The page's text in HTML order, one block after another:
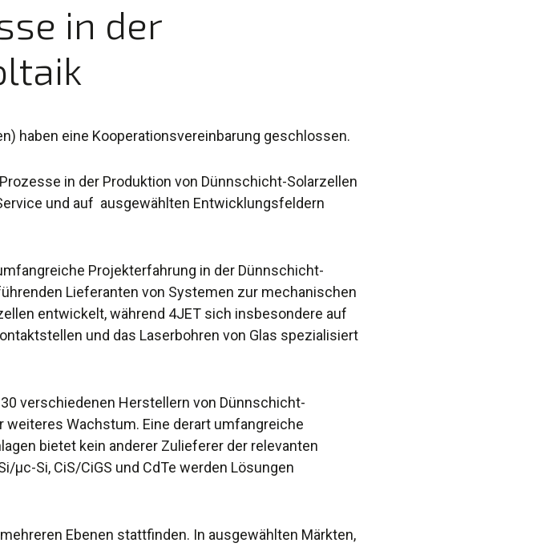
in der
haben eine Kooperationsvereinbarung geschlossen.
in der Produktion von Dünnschicht-Solarzellen
und auf ausgewählten Entwicklungsfeldern
Projekterfahrung in der Dünnschicht-
Lieferanten von Systemen zur mechanischen
entwickelt, während 4JET sich insbesondere auf
und das Laserbohren von Glas spezialisiert
verschiedenen Herstellern von Dünnschicht-
Wachstum. Eine derart umfangreiche
bietet kein anderer Zulieferer der relevanten
µc-Si, CiS/CiGS und CdTe werden Lösungen
Ebenen stattfinden. In ausgewählten Märkten,